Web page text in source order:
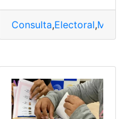
Consulta,Electoral,Mesa